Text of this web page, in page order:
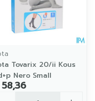
Tovarix 20/ii Kous
Nero Small